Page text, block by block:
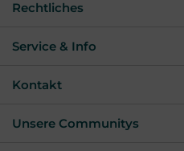
Rechtliches
Service & Info
Kontakt
Unsere Communitys